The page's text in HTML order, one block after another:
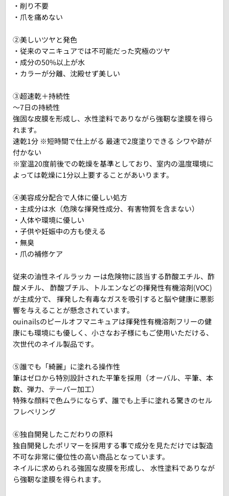
・削り不要
・爪を痛めない
②美しいツヤと発色
・従来のマニキュアでは不可能だった究極のツヤ
・成分の50%以上が水
・カラーが分離、沈殿せず美しい
③超速乾＋持続性
～7日の持続性
強固な皮膜を形成し、水性塗料でありながら強靭な塗膜を得ら
れます。
速乾1分 ※短時間で仕上がる 最速で2度塗りできる シワや跡が
付かない
※室温20度前後での乾燥を基準としており、室内の温度環境に
よっては乾燥に1分以上要することがあいります。
④美容成分配合で人体に優しい処方
・主成分は水（危険な揮発性成分、有害物質を含まない）
・人体や環境に優しい
・子供や妊娠中の方も使える
・無臭
・爪の補修ケア
従来の油性ネイルラッカ ーは危険物に該当する酢酸エチル、酢
酸メチル、 酢酸ブチル、トルエンなどの揮発性有機溶剤(VOC)
が主成分で、 揮発した有毒なガスを吸引すると脳や健康に悪影
響を与えることが懸念されています。
ouinailsのピールオフマニキュアは揮発性有機溶剤フリーの健
康にも環境にも優しく、小さなお子様にもご使用いただける、
次世代のネイル製品です。
⑤誰でも「綺麗」に塗れる操作性
筆はゼロから特別設計された平筆を採用（オーバル、平筆、本
数、弾力、テーパー加工）
特殊な顔料で色ムラにならず、誰でも上手に塗れる驚きのセル
フレベリング
⑥独自開発したこだわりの原料
独自開発したポリマーを採用する事で成分を見ただけでは製造
不可な非常に優位性の高い商品となっています。
ネイルに求められる強固な皮膜を形成し、 水性塗料でありなが
ら強靭な塗膜を得られます。